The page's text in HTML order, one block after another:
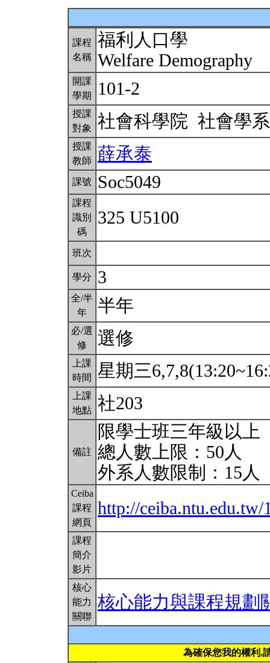
課程
名稱
福利人口學
Welfare Demography
開課
學期
101-2
授課
對象
社會科學院 社會學
授課
教師
薛承泰
課號 Soc5049
課程
識別
碼
325 U5100
班次
學分 3
全/半
年
半年
必/選
修
選修
上課
時間
星期三
上課
地點 社203
備註
限學士班三年級以上
總人數上限：50人
外系人數限制：15人
Ceiba
課程
網頁
http://ceiba.ntu.edu.tw/
課程
簡介
影片
核心
能力
關聯
核心能力與課程規劃
為確保您我的權利,